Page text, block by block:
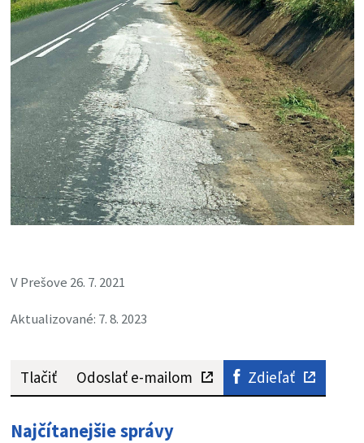
V Prešove 26. 7. 2021
Aktualizované: 7. 8. 2023
Tlačiť Odoslať e-mailom Zdieľať
Najčítanejšie správy